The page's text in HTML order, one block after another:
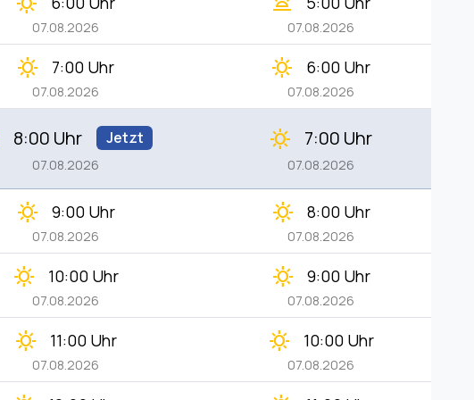
07.08.2026 07.08.2026
clear_day 7:00 Uhr
07.08.2026
clear_day 6:00 Uhr
07.08.2026
8:00 Uhr Jetzt
07.08.2026
clear_day 7:00 Uhr
07.08.2026
clear_day 9:00 Uhr
07.08.2026
clear_day 8:00 Uhr
07.08.2026
clear_day 10:00 Uhr
07.08.2026
clear_day 9:00 Uhr
07.08.2026
clear_day 11:00 Uhr
07.08.2026
clear_day 10:00 Uhr
07.08.2026